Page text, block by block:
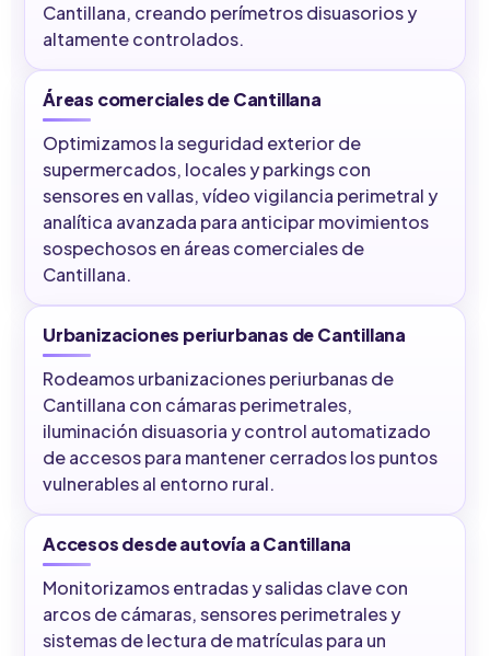
Cantillana, creando perímetros disuasorios y
altamente controlados.
Áreas comerciales de Cantillana
Optimizamos la seguridad exterior de
supermercados, locales y parkings con
sensores en vallas, vídeo vigilancia perimetral y
analítica avanzada para anticipar movimientos
sospechosos en áreas comerciales de
Cantillana.
Urbanizaciones periurbanas de Cantillana
Rodeamos urbanizaciones periurbanas de
Cantillana con cámaras perimetrales,
iluminación disuasoria y control automatizado
de accesos para mantener cerrados los puntos
vulnerables al entorno rural.
Accesos desde autovía a Cantillana
Monitorizamos entradas y salidas clave con
arcos de cámaras, sensores perimetrales y
sistemas de lectura de matrículas para un